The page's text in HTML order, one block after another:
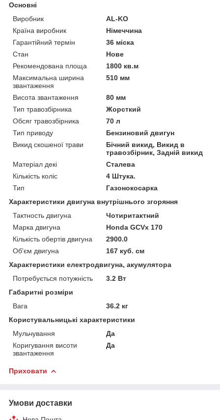
Основні
Виробник
AL-KO
Країна виробник
Німеччина
Гарантійний термін
36 міска
Стан
Нове
Рекомендована площа
1800 кв.м
Максимальна ширина
звантаження
510 мм
Висота звантаження
80 мм
Тип травозбірника
Жорсткий
Обсяг травозбірника
70 л
Тип приводу
Бензиновий двигун
Викид скошеної трави
Бічний викид, Викид в
травозбірник, Задній викид
Матеріал декі
Сталева
Кількість коліс
4 Штука.
Тип
Газонокосарка
Характеристики двигуна внутрішнього згоряння
Тактность двигуна
Чотиритактний
Марка двигуна
Honda GCVx 170
Кількість обертів двигуна
2900.0
Об'єм двигуна
167 куб. см
Характеристики електродвигуна, акумулятора
Потребується потужність
3.2 Вт
Габаритні розміри
Вага
36.2 кг
Користувальницькі характеристики
Мульчування
Да
Коригування висоти
звантаження
Да
Приховати
Умови доставки